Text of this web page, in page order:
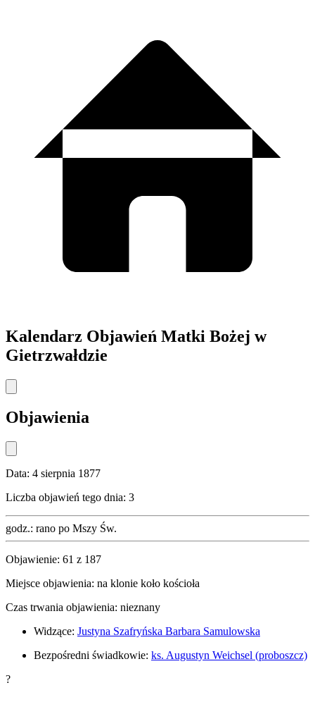
Kalendarz Objawień Matki Bożej w
Gietrzwałdzie
Objawienia
Data: 4 sierpnia 1877
Liczba objawień tego dnia: 3
godz.: rano po Mszy Św.
Objawienie: 61 z 187
Miejsce objawienia: na klonie koło kościoła
Czas trwania objawienia: nieznany
Widzące: Justyna Szafryńska Barbara Samulowska
Bezpośredni świadkowie: ks. Augustyn Weichsel (proboszcz)
?